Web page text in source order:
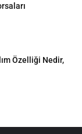
Özelliği Nedir,